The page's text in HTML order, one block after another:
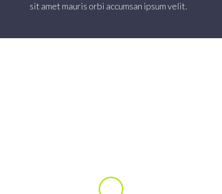
sit amet mauris orbi accumsan ipsum velit.